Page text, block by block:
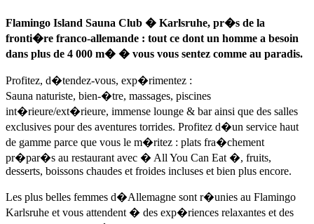
Flamingo Island Sauna Club � Karlsruhe, pr�s de la
fronti�re franco-allemande : tout ce dont un homme a besoin
dans plus de 4 000 m� � vous vous sentez comme au paradis.
Profitez, d�tendez-vous, exp�rimentez :
Sauna naturiste, bien-�tre, massages, piscines
int�rieure/ext�rieure, immense lounge & bar ainsi que des salles
exclusives pour des aventures torrides. Profitez d�un service haut
de gamme parce que vous le m�ritez : plats fra�chement
pr�par�s au restaurant avec � All You Can Eat �, fruits,
desserts, boissons chaudes et froides incluses et bien plus encore.
Les plus belles femmes d�Allemagne sont r�unies au Flamingo
Karlsruhe et vous attendent � des exp�riences relaxantes et des